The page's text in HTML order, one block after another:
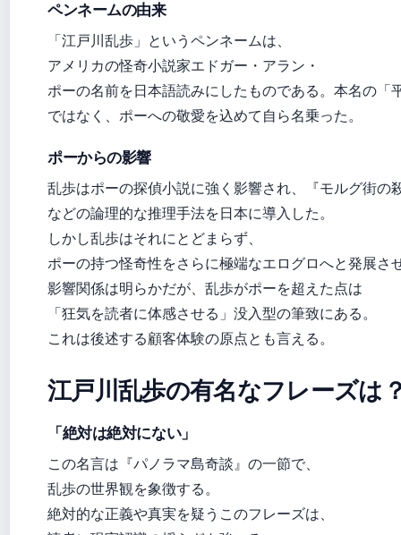
ペンネームの由来
「江戸川乱歩」というペンネームは、
アメリカの怪奇小説家エドガー・アラン・
ポーの名前を日本語読みにしたものである。本名の「
ではなく、ポーへの敬愛を込めて自ら名乗った。
ポーからの影響
乱歩はポーの探偵小説に強く影響され、『モルグ街の
などの論理的な推理手法を日本に導入した。
しかし乱歩はそれにとどまらず、
ポーの持つ怪奇性をさらに極端なエログロへと発展さ
影響関係は明らかだが、乱歩がポーを超えた点は
「狂気を読者に体感させる」没入型の筆致にある。
これは後述する顧客体験の原点とも言える。
江戸川乱歩の有名なフレーズは
「絶対は絶対にない」
この名言は『パノラマ島奇談』の一節で、
乱歩の世界観を象徴する。
絶対的な正義や真実を疑うこのフレーズは、